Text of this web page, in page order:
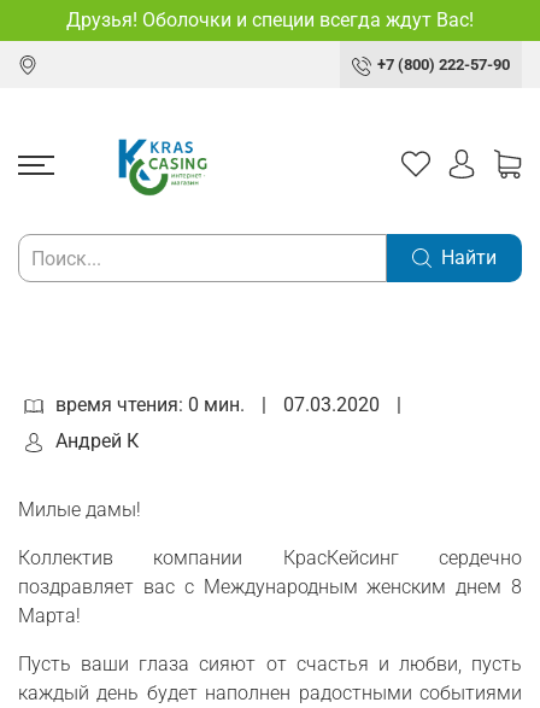
Друзья! Оболочки и специи всегда ждут Вас!
+7 (800) 222-57-90
Найти
время чтения: 0 мин. | 07.03.2020
|
Андрей К
Милые дамы!
Коллектив компании КрасКейсинг сердечно
поздравляет вас с Международным женским днем 8
Марта!
Пусть ваши глаза сияют от счастья и любви, пусть
каждый день будет наполнен радостными событиями